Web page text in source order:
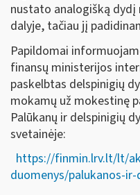
nustato analogišką
dalyje, tačiau jį
Papildomai
finansų ministerijos
paskelbtas delspinigių
mokamų už mokestinę
Palūkanų ir delspinigių
svetainėje:
https://finmin.lrv.lt/lt/
duomenys/palukanos-